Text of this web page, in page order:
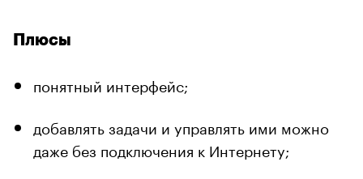
Плюсы
понятный интерфейс;
добавлять задачи и управлять ими можно
даже без подключения к Интернету;